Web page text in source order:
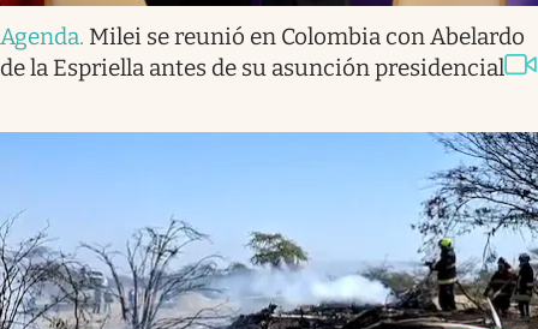
Agenda. Milei se reunió en Colombia con Abelardo
de la Espriella antes de su asunción presidencial